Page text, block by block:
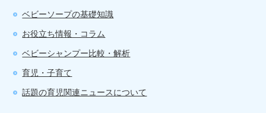
ベビーソープの基礎知識
お役立ち情報・コラム
ベビーシャンプー比較・解析
育児・子育て
話題の育児関連ニュースについて